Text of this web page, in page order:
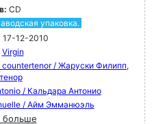
CD
упаковка.
17-12-2010
Virgin
countertenor / Жаруски Филипп,
/ Кальдара Антонио
/ Айм Эмманюэль
больше